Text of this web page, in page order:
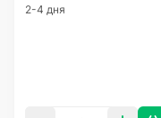
2-4 дня